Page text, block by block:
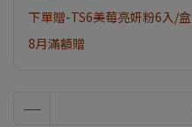
下單贈-TS6美莓亮妍粉6入/盒
8月滿額贈